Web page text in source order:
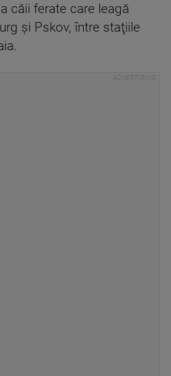
căii ferate care leagă
şi Pskov, între staţiile